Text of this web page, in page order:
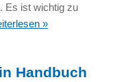
Es ist wichtig zu
»
Handbuch